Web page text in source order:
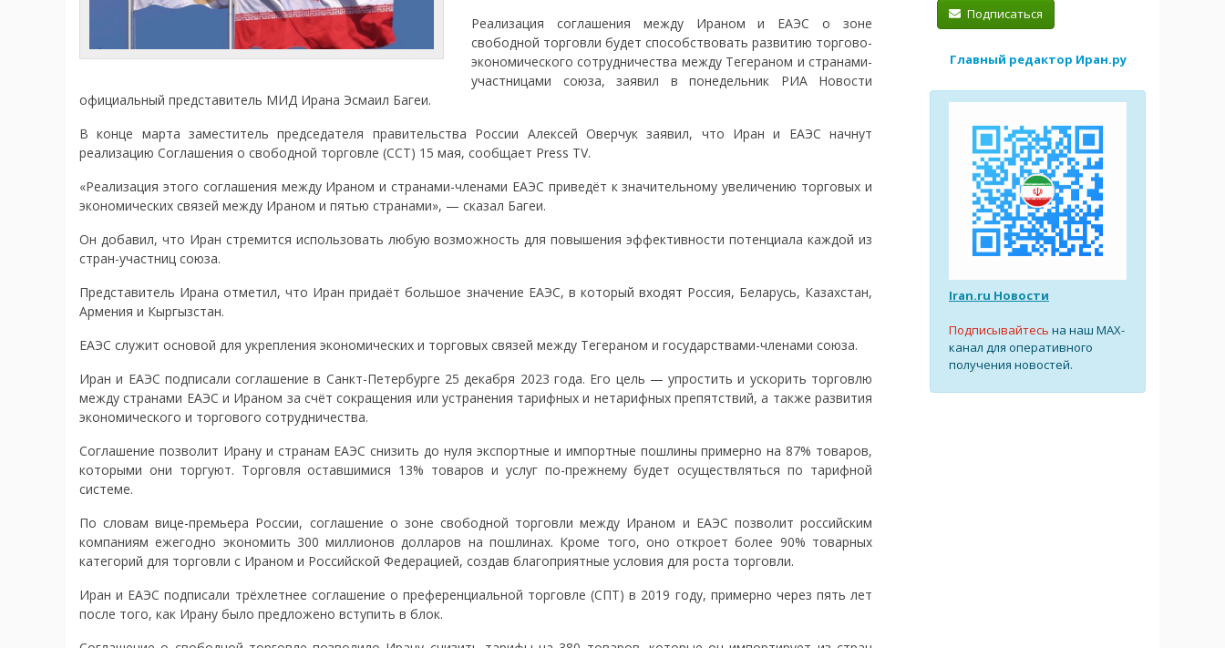
Реализация соглашения между Ираном и ЕАЭС о зоне
свободной торговли будет способствовать развитию торгово-
экономического сотрудничества между Тегераном и странами-
участницами союза, заявил в понедельник РИА Новости
официальный представитель МИД Ирана Эсмаил Багеи.
В конце марта заместитель председателя правительства России Алексей Оверчук заявил, что Иран и ЕАЭС начнут
реализацию Соглашения о свободной торговле (ССТ) 15 мая, сообщает Press TV.
«Реализация этого соглашения между Ираном и странами-членами ЕАЭС приведёт к значительному увеличению торговых и
экономических связей между Ираном и пятью странами», — сказал Багеи.
Он добавил, что Иран стремится использовать любую возможность для повышения эффективности потенциала каждой из
стран-участниц союза.
Представитель Ирана отметил, что Иран придаёт большое значение ЕАЭС, в который входят Россия, Беларусь, Казахстан,
Армения и Кыргызстан.
ЕАЭС служит основой для укрепления экономических и торговых связей между Тегераном и государствами-членами союза.
Иран и ЕАЭС подписали соглашение в Санкт-Петербурге 25 декабря 2023 года. Его цель — упростить и ускорить торговлю
между странами ЕАЭС и Ираном за счёт сокращения или устранения тарифных и нетарифных препятствий, а также развития
экономического и торгового сотрудничества.
Соглашение позволит Ирану и странам ЕАЭС снизить до нуля экспортные и импортные пошлины примерно на 87% товаров,
которыми они торгуют. Торговля оставшимися 13% товаров и услуг по-прежнему будет осуществляться по тарифной
системе.
По словам вице-премьера России, соглашение о зоне свободной торговли между Ираном и ЕАЭС позволит российским
компаниям ежегодно экономить 300 миллионов долларов на пошлинах. Кроме того, оно откроет более 90% товарных
категорий для торговли с Ираном и Российской Федерацией, создав благоприятные условия для роста торговли.
Иран и ЕАЭС подписали трёхлетнее соглашение о преференциальной торговле (СПТ) в 2019 году, примерно через пять лет
после того, как Ирану было предложено вступить в блок.
Подписаться
Главный редактор Иран.ру
Iran.ru Новости
Подписывайтесь на наш MAX-
канал для оперативного
получения новостей.